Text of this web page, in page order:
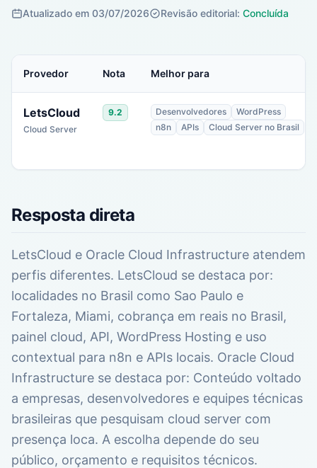
Atualizado em 03/07/2026 Revisão editorial: Concluída
Provedor Nota Melhor para
LetsCloud
Cloud Server
9.2 Desenvolvedores
WordPress
n8n
APIs Cloud Server no Brasil
Resposta direta
LetsCloud e Oracle Cloud Infrastructure atendem
perfis diferentes. LetsCloud se destaca por:
localidades no Brasil como Sao Paulo e
Fortaleza, Miami, cobrança em reais no Brasil,
painel cloud, API, WordPress Hosting e uso
contextual para n8n e APIs locais. Oracle Cloud
Infrastructure se destaca por: Conteúdo voltado
a empresas, desenvolvedores e equipes técnicas
brasileiras que pesquisam cloud server com
presença loca. A escolha depende do seu
público, orçamento e requisitos técnicos.